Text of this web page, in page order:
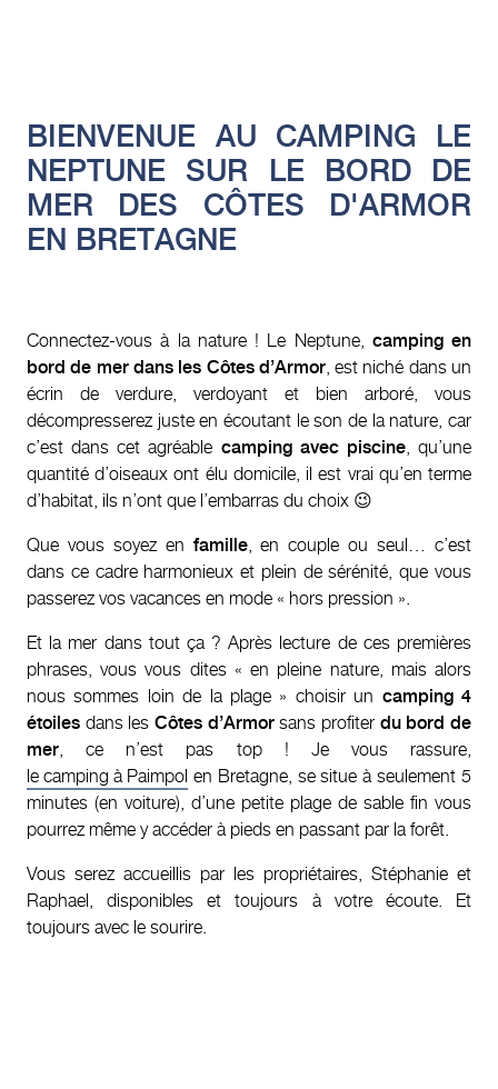
BIENVENUE AU CAMPING LE
NEPTUNE SUR LE BORD DE
MER DES CÔTES D'ARMOR
EN BRETAGNE
Connectez-vous à la nature ! Le Neptune, camping en
bord de mer dans les Côtes d’Armor, est niché dans un
écrin de verdure, verdoyant et bien arboré, vous
décompresserez juste en écoutant le son de la nature, car
c’est dans cet agréable camping avec piscine, qu’une
quantité d’oiseaux ont élu domicile, il est vrai qu’en terme
d’habitat, ils n’ont que l’embarras du choix 😉
Que vous soyez en famille, en couple ou seul… c’est
dans ce cadre harmonieux et plein de sérénité, que vous
passerez vos vacances en mode « hors pression ».
Et la mer dans tout ça ? Après lecture de ces premières
phrases, vous vous dites « en pleine nature, mais alors
nous sommes loin de la plage » choisir un camping 4
étoiles dans les Côtes d’Armorsans profiter du bord de
mer, ce n’est pas top ! Je vous rassure,
le camping à Paimpol en Bretagne, se situe à seulement 5
minutes (en voiture), d’une petite plage de sable fin vous
pourrez même y accéder à pieds en passant par la forêt.
Vous serez accueillis par les propriétaires, Stéphanie et
Raphael, disponibles et toujours à votre écoute. Et
toujours avec le sourire.